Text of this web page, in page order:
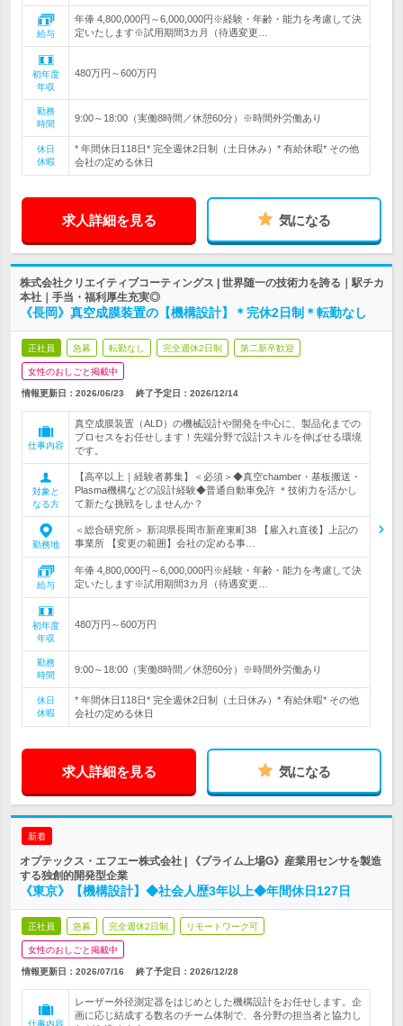
給与
年俸 4,800,000円～6,000,000円※経験・年齢・能力を考慮して決
定いたします※試用期間3カ月（待遇変更…
初年度
年収
480万円～600万円
勤務
時間
9:00～18:00（実働8時間／休憩60分）※時間外労働あり
休日
休暇
* 年間休日118日* 完全週休2日制（土日休み）* 有給休暇* その他
会社の定める休日
求人詳細を見る 気になる
株式会社クリエイティブコーティングス | 世界随一の技術力を誇る｜駅チカ
本社｜手当・福利厚生充実◎
《長岡》真空成膜装置の【機構設計】＊完休2日制＊転勤なし
正社員 急募 転勤なし 完全週休2日制 第二新卒歓迎
女性のおしごと掲載中
情報更新日：2026/06/23 終了予定日： 2026/12/14
仕事内容
真空成膜装置（ALD）の機械設計や開発を中心に、製品化までの
プロセスをお任せします！先端分野で設計スキルを伸ばせる環境
です。
対象と
なる方
【高卒以上｜経験者募集】＜必須＞◆真空chamber・基板搬送・
Plasma機構などの設計経験◆普通自動車免許 ＊技術力を活かし
て新たな挑戦をしませんか？
勤務地
＜総合研究所＞ 新潟県長岡市新産東町38 【雇入れ直後】上記の
事業所 【変更の範囲】会社の定める事…
給与
年俸 4,800,000円～6,000,000円※経験・年齢・能力を考慮して決
定いたします※試用期間3カ月（待遇変更…
初年度
年収
480万円～600万円
勤務
時間
9:00～18:00（実働8時間／休憩60分）※時間外労働あり
休日
休暇
* 年間休日118日* 完全週休2日制（土日休み）* 有給休暇* その他
会社の定める休日
求人詳細を見る 気になる
新着
オプテックス・エフエー株式会社 | 《プライム上場G》産業用センサを製造
する独創的開発型企業
《東京》【機構設計】◆社会人歴3年以上◆年間休日127日
正社員 急募 完全週休2日制 リモートワーク可
女性のおしごと掲載中
情報更新日：2026/07/16 終了予定日： 2026/12/28
仕事内容
レーザー外径測定器をはじめとした機構設計をお任せします。企
画に応じ結成する数名のチーム体制で、各分野の担当者と協力し